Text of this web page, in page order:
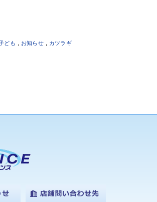
ども お知らせ カツラギ